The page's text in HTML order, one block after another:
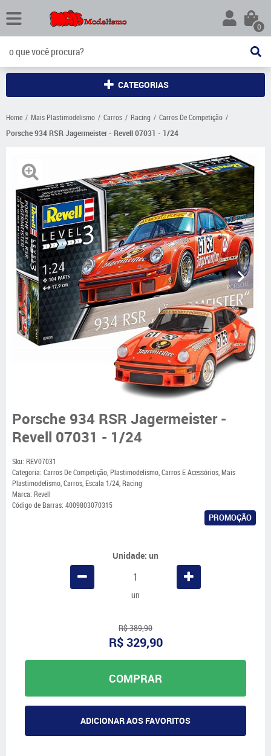
0
CATEGORIAS
Home Mais Plastimodelismo Carros Racing
Carros De Competição
Porsche 934 RSR Jagermeister - Revell 07031 - 1/24
Porsche 934 RSR Jagermeister -
Revell 07031 - 1/24
Sku: REV07031
Categoria: Carros De Competição,Plastimodelismo,Carros E Acessórios,Mais
Plastimodelismo,Carros,Escala 1/24,Racing
Marca: Revell
Código de Barras: 4009803070315
PROMOÇÃO
Unidade: un
un
R$ 389,90
R$ 329,90
COMPRAR
ADICIONAR AOS FAVORITOS